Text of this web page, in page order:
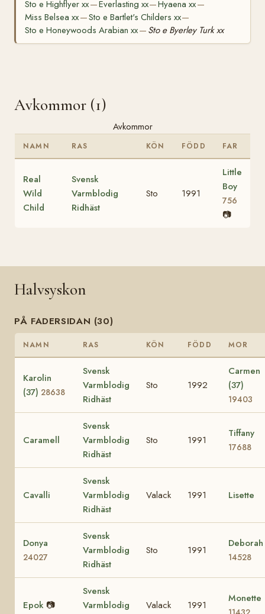
Sto e Highflyer xx—Everlasting xx—Hyaena xx—
Miss Belsea xx—Sto e Bartlet's Childers xx—
Sto e Honeywoods Arabian xx— Sto e Byerley Turk xx
Avkommor (1)
Avkommor
NAMN RAS KÖN FÖDD FAR
Real
Wild
Child
Svensk
Varmblodig
Ridhäst
Sto 1991
Little
Boy
756
📷
Halvsyskon
PÅ FADERSIDAN (30)
NAMN RAS KÖN FÖDD MOR
Karolin
(37) 28638
Svensk
Varmblodig
Ridhäst
Sto 1992
Carmen
(37)
19403
Caramell
Svensk
Varmblodig
Ridhäst
Sto 1991
Tiffany
17688
Cavalli
Svensk
Varmblodig
Ridhäst
Valack 1991 Lisette
Donya
24027
Svensk
Varmblodig
Ridhäst
Sto 1991
Deborah
14528
Epok 📷
Svensk
Varmblodig
Valack 1991
Monette